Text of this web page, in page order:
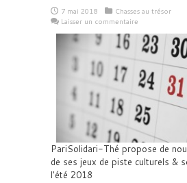
7 mai 2018
Chasses au trésor
Laisser un commentaire
PariSolidari-Thé propose de
de ses jeux de piste culturels &
l'été 2018